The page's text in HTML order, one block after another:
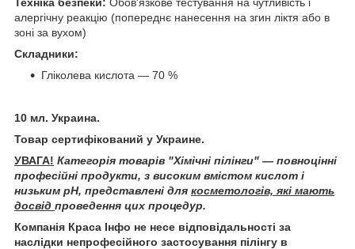
алергічну реакцію (попереднє нанесення на згин ліктя або в
зоні за вухом)
Складники:
Гліколева кислота — 70 %
10 мл. Украина.
Товар сертифікований у Украине.
УВАГА! Категорія товарів "Хімічні пілінги" — повноцінні
професійні продукти, з високим вмістом кислот і
низьким pH, представлені для косметологів, які мають
досвід проведення цих процедур.
Компанія Краса Інфо не несе відповідальності за
наслідки непрофесійного застосування пілінгу в